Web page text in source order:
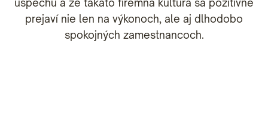
prejaví nie len na výkonoch, ale aj dlhodobo
spokojných zamestnancoch.